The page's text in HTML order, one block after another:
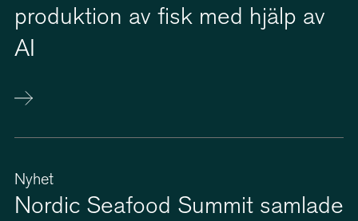
produktion av fisk med hjälp av
AI
Nyhet
Nordic Seafood Summit samlade